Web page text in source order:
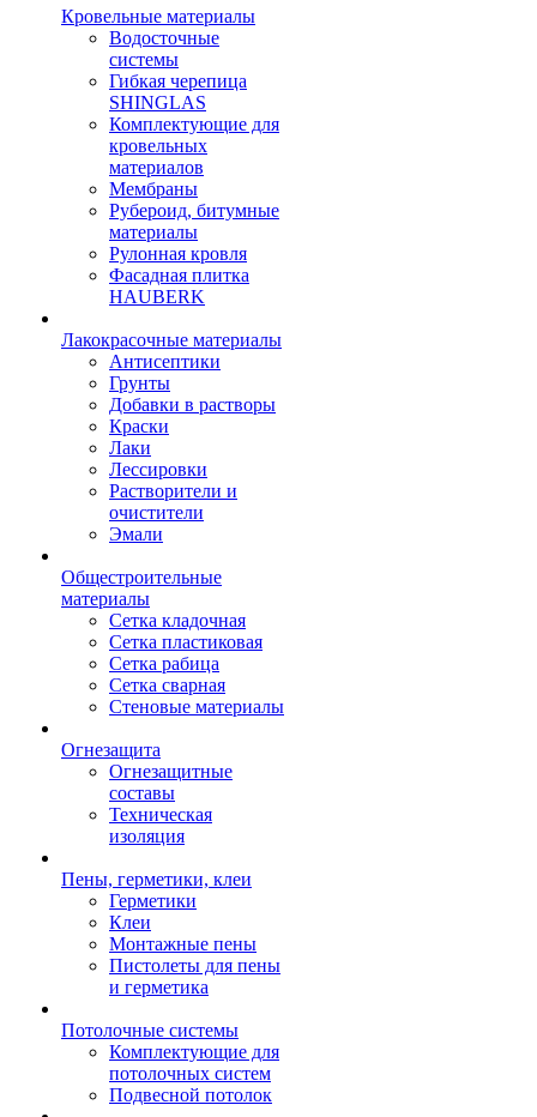
Кровельные материалы
Водосточные
системы
Гибкая черепица
SHINGLAS
Комплектующие для
кровельных
материалов
Мембраны
Рубероид, битумные
материалы
Рулонная кровля
Фасадная плитка
HAUBERK
Лакокрасочные материалы
Антисептики
Грунты
Добавки в растворы
Краски
Лаки
Лессировки
Растворители и
очистители
Эмали
Общестроительные
материалы
Сетка кладочная
Сетка пластиковая
Сетка рабица
Сетка сварная
Стеновые материалы
Огнезащита
Огнезащитные
составы
Техническая
изоляция
Пены, герметики, клеи
Герметики
Клеи
Монтажные пены
Пистолеты для пены
и герметика
Потолочные системы
Комплектующие для
потолочных систем
Подвесной потолок